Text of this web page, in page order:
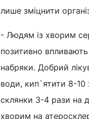
лише зміцнити
- Людям із хворим
позитивно
набряки. Добрий
води, кип`ятити 8-10
склянки 3-4 рази на
хворим на